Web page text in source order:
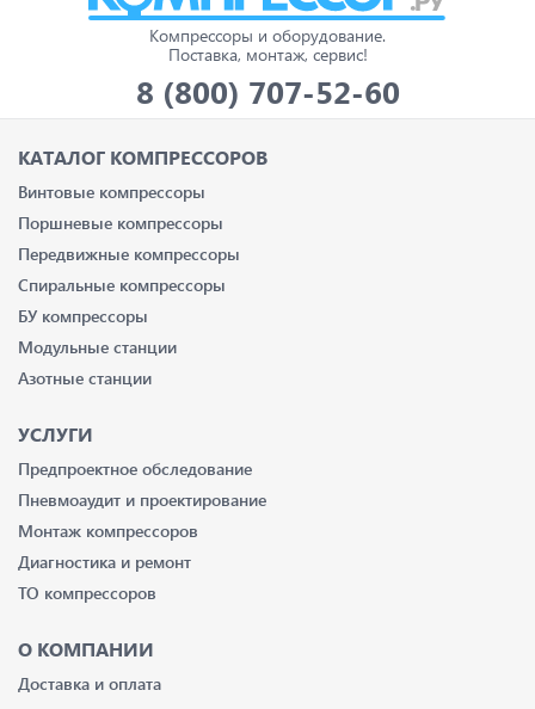
Компрессоры и оборудование.
Поставка, монтаж, сервис!
8 (800) 707-52-60
КАТАЛОГ КОМПРЕССОРОВ
Винтовые компрессоры
Поршневые компрессоры
Передвижные компрессоры
Спиральные компрессоры
БУ компрессоры
Модульные станции
Азотные станции
УСЛУГИ
Предпроектное обследование
Пневмоаудит и проектирование
Монтаж компрессоров
Диагностика и ремонт
ТО компрессоров
О КОМПАНИИ
Доставка и оплата